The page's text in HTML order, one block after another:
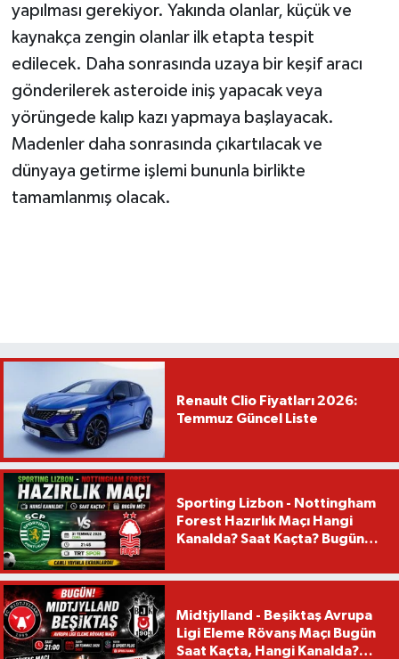
yapılması gerekiyor. Yakında olanlar, küçük ve
kaynakça zengin olanlar ilk etapta tespit
edilecek. Daha sonrasında uzaya bir keşif aracı
gönderilerek asteroide iniş yapacak veya
yörüngede kalıp kazı yapmaya başlayacak.
Madenler daha sonrasında çıkartılacak ve
dünyaya getirme işlemi bununla birlikte
tamamlanmış olacak.
Renault Clio Fiyatları 2026:
Temmuz Güncel Liste
Sporting Lizbon - Nottingham
Forest Hazırlık Maçı Hangi
Kanalda? Saat Kaçta? Bugün
Midtjylland - Beşiktaş Avrupa
Ligi Eleme Rövanş Maçı Bugün
Saat Kaçta, Hangi Kanalda?